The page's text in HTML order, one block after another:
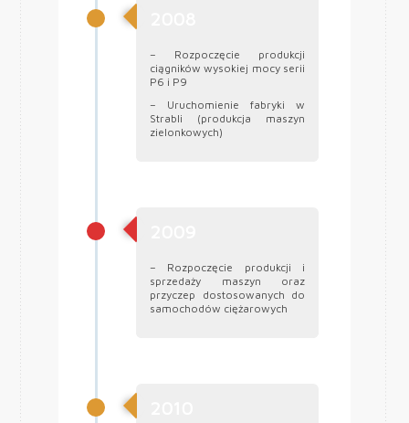
– Rozpoczęcie produkcji
ciągników wysokiej mocy serii
P6 i P9
– Uruchomienie fabryki w
Strabli (produkcja maszyn
zielonkowych)
– Rozpoczęcie produkcji i
sprzedaży maszyn oraz
przyczep dostosowanych do
samochodów ciężarowych